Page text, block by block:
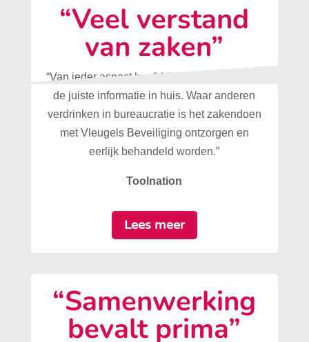
“Veel verstand
van zaken”
“Van ieder aspect heeft Vleugels Beveiliging
de juiste informatie in huis. Waar anderen
verdrinken in bureaucratie is het zakendoen
met Vleugels Beveiliging ontzorgen en
eerlijk behandeld worden.”
Toolnation
Lees meer
“Samenwerking
bevalt prima”